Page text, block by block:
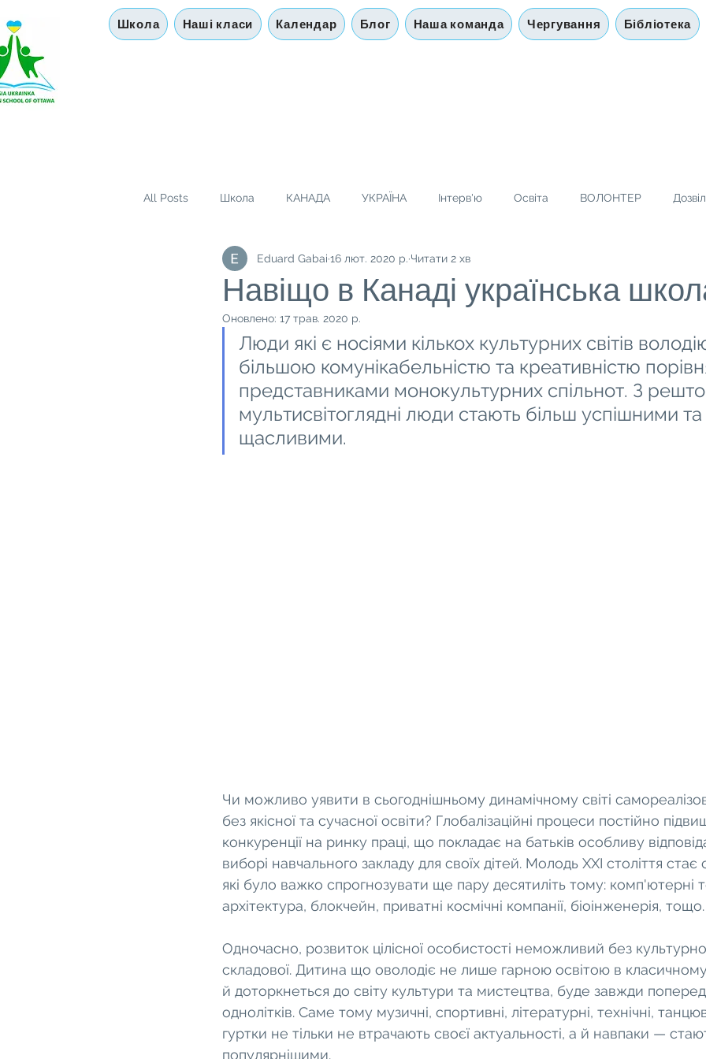
Школа Наші класи Календар Блог Наша команда Чергування Бібліотека
All Posts Школа КАНАДА УКРАЇНА Інтерв'ю Освіта ВОЛОНТЕР
Діаспора Цікава Історія
Навіщо в Канаді українська
Eduard Gabai 16 лют. 2020 р. Читати 2 хв
Оновлено: 17 трав. 2020 р.
Люди які є носіями кількох культурних світів
більшою комунікабельністю та креативністю
представниками монокультурних спільнот. З
мультисвітоглядні люди стають більш успішними та
щасливими.
Чи можливо уявити в сьогоднішньому динамічному світі
без якісної та сучасної освіти? Глобалізаційні процеси постійно
конкуренції на ринку праці, що покладає на батьків особливу
виборі навчального закладу для своїх дітей. Молодь XXI століття стає
які було важко спрогнозувати ще пару десятиліть тому: комп'ютерні
архітектура, блокчейн, приватні космічні компанії, біоінженерія, тощо.
Одночасно, розвиток цілісної особистості неможливий без
складової. Дитина що оволодіє не лише гарною освітою в класичному
й доторкнеться до світу культури та мистецтва, буде завжди
однолітків. Саме тому музичні, спортивні, літературні, технічні,
гуртки не тільки не втрачають своєї актуальності, а й навпаки —
популярнішими.